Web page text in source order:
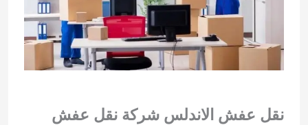
نقل عفش الاندلس شركة نقل عفش